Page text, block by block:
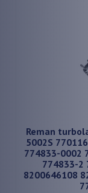
Reman
5002S
774833-0002
774833-2
8200646108